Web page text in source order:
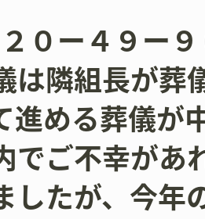
０ー４９ー
は隣組長が葬
める葬儀が
でご不幸があ
たが、今年